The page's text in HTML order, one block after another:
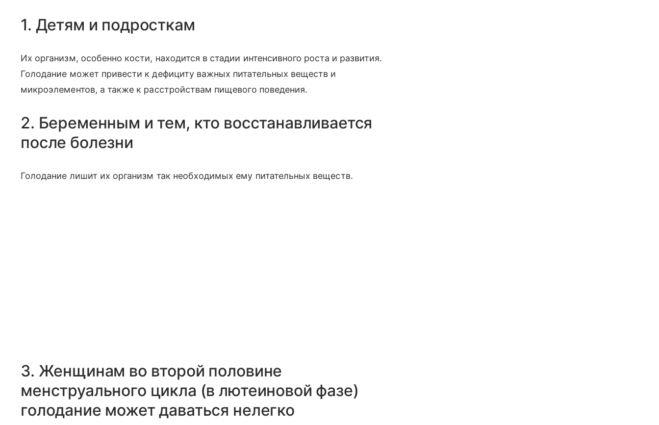
1. Детям и подросткам
Их организм, особенно кости, находится в стадии интенсивного роста и развития.
Голодание может привести к дефициту важных питательных веществ и
микроэлементов, а также к расстройствам пищевого поведения.
2. Беременным и тем, кто восстанавливается
после болезни
Голодание лишит их организм так необходимых ему питательных веществ.
3. Женщинам во второй половине
менструального цикла (в лютеиновой фазе)
голодание может даваться нелегко